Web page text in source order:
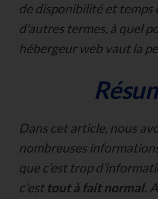
de disponibilité et temps
d'autres termes, à quel
hébergeur web vaut la
Dans cet article, nous
nombreuses
que c’est trop
c'est tout à fait normal.